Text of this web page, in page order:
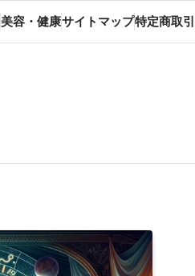
美容・健康サイトマップ特定商取